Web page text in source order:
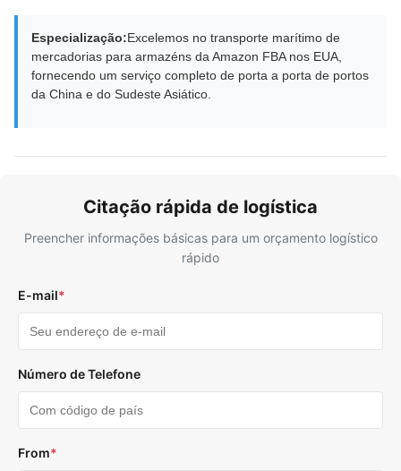
Especialização:Excelemos no transporte marítimo de
mercadorias para armazéns da Amazon FBA nos EUA,
fornecendo um serviço completo de porta a porta de portos
da China e do Sudeste Asiático.
Citação rápida de logística
Preencher informações básicas para um orçamento logístico
rápido
E-mail*
Número de Telefone
From*